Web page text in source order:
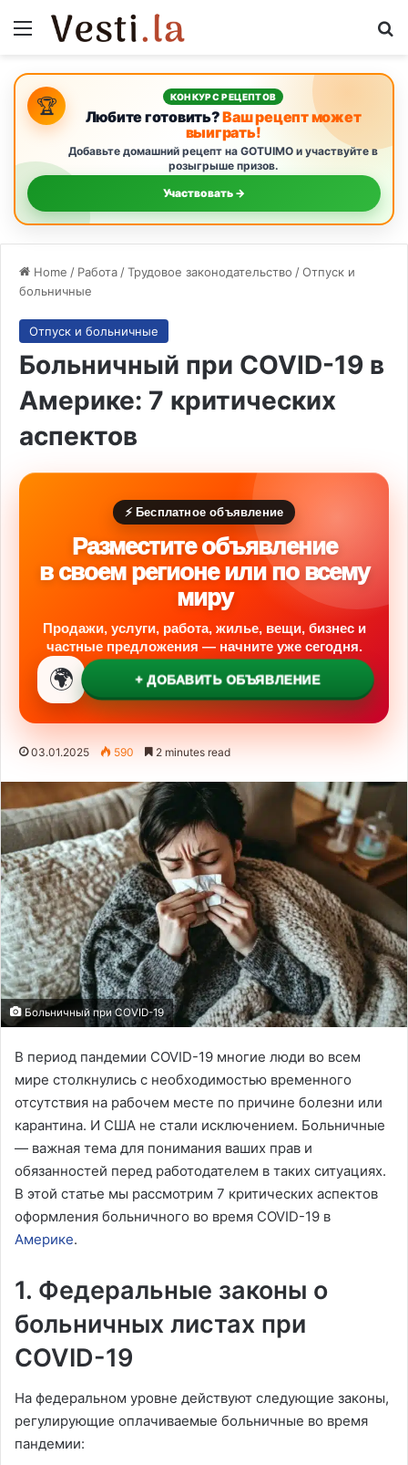
Menu
🏆 КОНКУРС РЕЦЕПТОВ
Любите готовить?Ваш рецепт может
выиграть!
Добавьте домашний рецепт на GOTUIMO и участвуйте в
розыгрыше призов.
Участвовать →
Home / Работа /Трудовое законодательство /Отпуск и
больничные
Отпуск и больничные
Больничный при COVID-19 в
Америке: 7 критических
аспектов
⚡ Бесплатное объявление
Разместите объявление
в своем регионе или по всему
миру
Продажи, услуги, работа, жилье, вещи, бизнес и
частные предложения — начните уже сегодня.
🌍 + ДОБАВИТЬ ОБЪЯВЛЕНИЕ
03.01.2025 590 2 minutes read
Больничный при COVID-19
В период пандемии COVID-19 многие люди во всем
мире столкнулись с необходимостью временного
отсутствия на рабочем месте по причине болезни или
карантина. И США не стали исключением. Больничные
— важная тема для понимания ваших прав и
обязанностей перед работодателем в таких ситуациях.
В этой статье мы рассмотрим 7 критических аспектов
оформления больничного во время COVID-19 в
Америке.
1. Федеральные законы о
больничных листах при
COVID-19
На федеральном уровне действуют следующие законы,
регулирующие оплачиваемые больничные во время
пандемии: